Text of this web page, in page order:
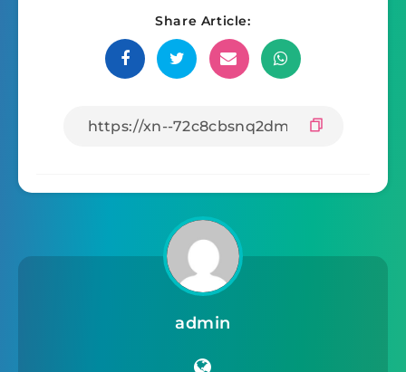
Share Article:
admin